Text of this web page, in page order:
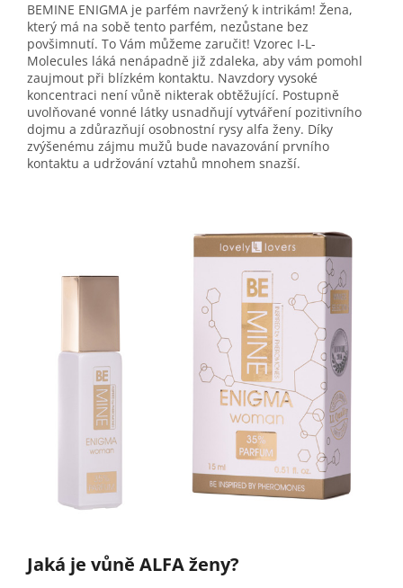
BEMINE ENIGMA je parfém navržený k intrikám! Žena,
který má na sobě tento parfém, nezůstane bez
povšimnutí. To Vám můžeme zaručit! Vzorec I-L-
Molecules láká nenápadně již zdaleka, aby vám pomohl
zaujmout při blízkém kontaktu. Navzdory vysoké
koncentraci není vůně nikterak obtěžující. Postupně
uvolňované vonné látky usnadňují vytváření pozitivního
dojmu a zdůrazňují osobnostní rysy alfa ženy. Díky
zvýšenému zájmu mužů bude navazování prvního
kontaktu a udržování vztahů mnohem snazší.
Jaká je vůně ALFA ženy?